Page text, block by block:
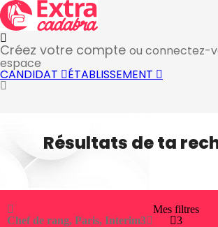
Créez votre compte ou connectez-
espace
CANDIDAT ÉTABLISSEMENT
Résultats de ta
Chef de rang, Paris, Interim3
Mes filtres
3